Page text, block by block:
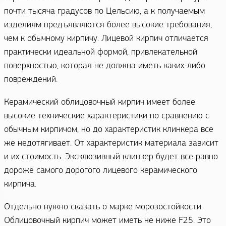
почти тысяча градусов по Цельсию, а к получаемым
изделиям предъявляются более высокие требования,
чем к обычному кирпичу. Лицевой кирпич отличается
практически идеальной формой, привлекательной
поверхностью, которая не должна иметь каких-либо
повреждений.
Керамический облицовочный кирпич имеет более
высокие технические характеристики по сравнению с
обычным кирпичом, но до характеристик клинкера все
же недотягивает. От характеристик материала зависит
и их стоимость. Эксклюзивный клинкер будет все равно
дороже самого дорогого лицевого керамического
кирпича.
Отдельно нужно сказать о марке морозостойкости.
Облицовочный кирпич может иметь не ниже F25. Это